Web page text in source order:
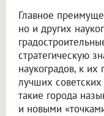
Главное
но и других
стратегическую
наукоградов, к
лучших советских
такие города
и новыми